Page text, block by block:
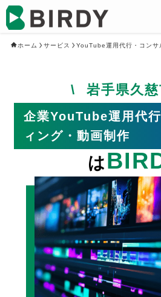
ホーム サービス YouTube運用代行・コンサ
岩手県久
企業YouTube運用代
ィング・動画制作
は